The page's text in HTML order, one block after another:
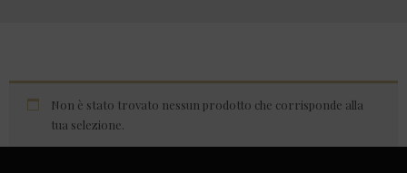
Non è stato trovato nessun prodotto che corrisponde alla
tua selezione.